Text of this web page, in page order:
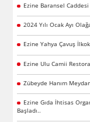
Ezine Baransel
2024 Yılı Ocak Ayı
Ezine Yahya Çavuş
Ezine Ulu Camii
Zübeyde Hanım
Ezine Gıda İhtisas
Başladı..